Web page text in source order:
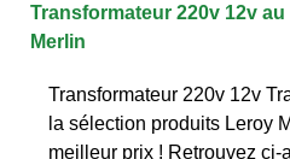
Transformateur 220v 12v
Merlin
Transformateur 220v 12v
la sélection produits Leroy
meilleur prix ! Retrouvez ci-